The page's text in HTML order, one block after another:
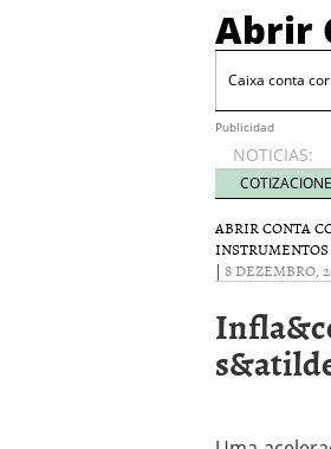
Abrir
Caixa conta
Publicidad
NOTICIAS:
ABRIR CONTA
| 8 DEZEMBRO,